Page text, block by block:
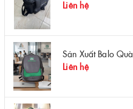
Liên hệ
Liên hệ